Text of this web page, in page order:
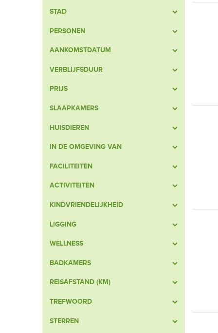
STAD
PERSONEN
AANKOMSTDATUM
VERBLIJFSDUUR
PRIJS
SLAAPKAMERS
HUISDIEREN
IN DE OMGEVING VAN
FACILITEITEN
ACTIVITEITEN
KINDVRIENDELIJKHEID
LIGGING
WELLNESS
BADKAMERS
REISAFSTAND (KM)
TREFWOORD
STERREN